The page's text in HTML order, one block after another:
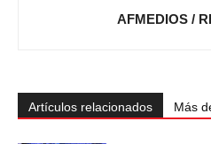
AFMEDIOS /
Artículos relacionados Más